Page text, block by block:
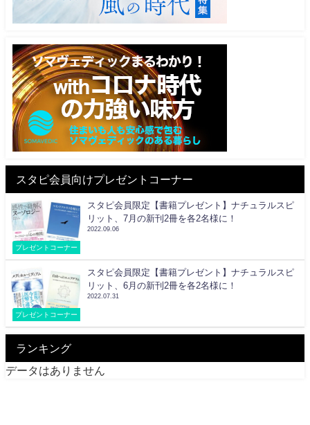
スタピ会員向けプレゼントコーナー
プレゼントコーナー
スタピ会員限定【書籍プレゼント】ナチュラルスピ
リット、7月の新刊2冊を各2名様に！
2022.09.06
プレゼントコーナー
スタピ会員限定【書籍プレゼント】ナチュラルスピ
リット、6月の新刊2冊を各2名様に！
2022.07.31
ランキング
データはありません